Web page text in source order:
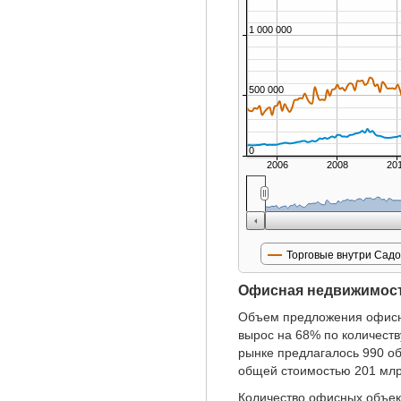
Торговые внутри
2006 2008
0
500 000
1 000 000
Офисная
Объем предложения
вырос на 68% по
рынке предлагалось 990
общей стоимостью 201
Количество офисных